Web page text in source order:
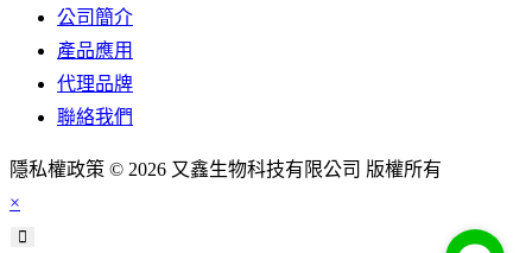
公司簡介
產品應用
代理品牌
聯絡我們
隱私權政策 © 2026 又鑫生物科技有限公司 版權所有
×